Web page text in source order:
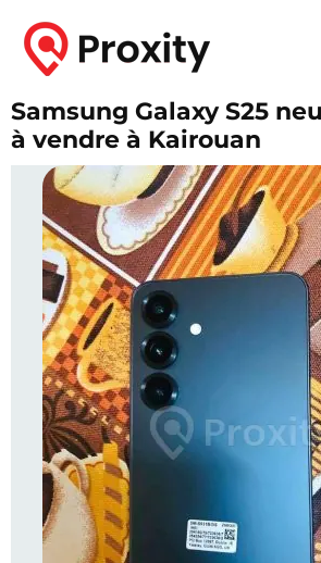
Samsung Galaxy S25
à vendre à Kairouan